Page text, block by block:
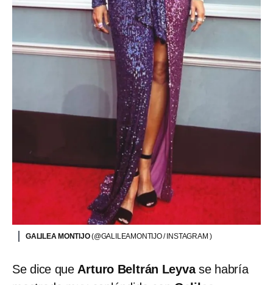
GALILEA MONTIJO(@GALILEAMONTIJO / INSTAGRAM )
Se dice queArturo Beltrán Leyvase habría